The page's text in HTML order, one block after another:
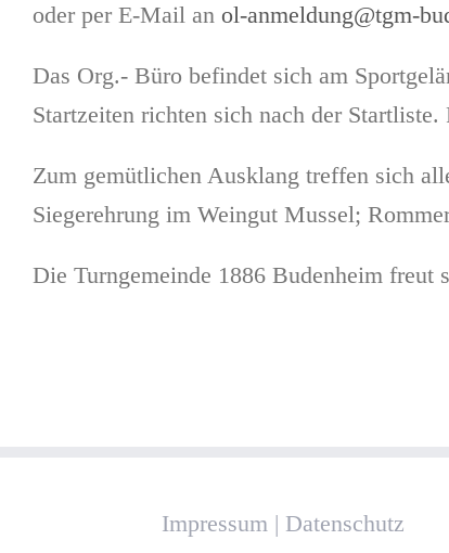
oder per E-Mail an ol-anmeldung@tgm-
Das Org.- Büro befindet sich am
Startzeiten richten sich nach der
Zum gemütlichen Ausklang treffen sich
Siegerehrung im Weingut Mussel;
Die Turngemeinde 1886 Budenheim freut
Impressum| Datenschutz